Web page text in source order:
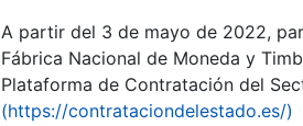
Mostrar/Ocultar
Mostrar/Ocultar
A partir del 3 de mayo de 2022,
Fábrica Nacional de Moneda y
Plataforma de Contratación del
(https://contrataciondelestado.es/)